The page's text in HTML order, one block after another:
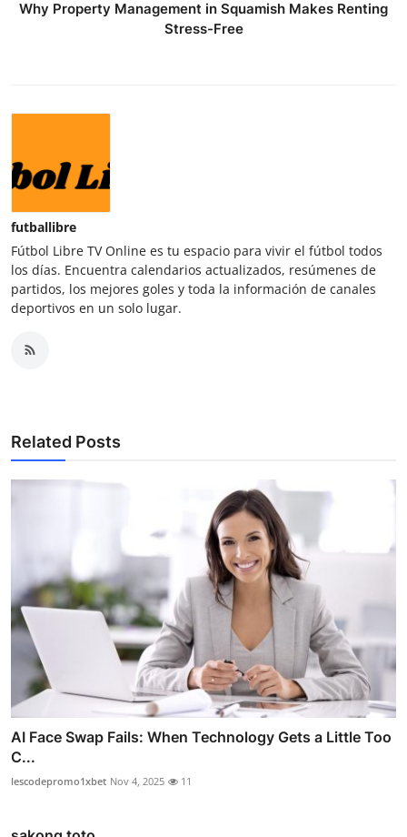
Why Property Management in Squamish Makes Renting
Stress-Free
futballibre
Fútbol Libre TV Online es tu espacio para vivir el fútbol todos
los días. Encuentra calendarios actualizados, resúmenes de
partidos, los mejores goles y toda la información de canales
deportivos en un solo lugar.
Related Posts
AI Face Swap Fails: When Technology Gets a Little Too
C...
lescodepromo1xbet Nov 4, 2025 11